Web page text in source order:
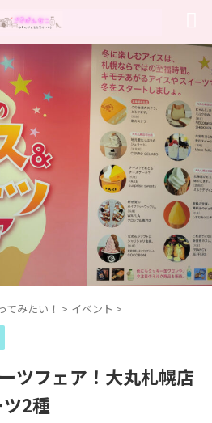
みたい！ > イベント >
ツフェア！大丸札幌店
2種